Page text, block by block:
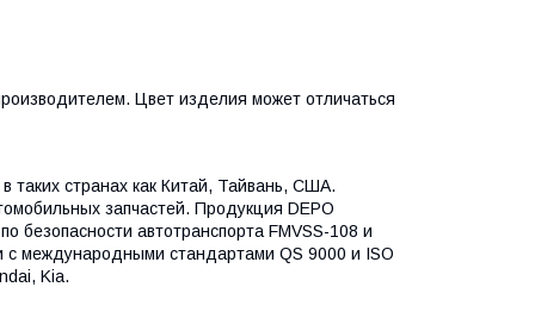
Цвет изделия может отличаться
таких странах как Китай, Тайвань, США.
запчастей. Продукция DEPO
автотранспорта FMVSS-108 и
с международными стандартами QS 9000 и ISO
Kia.